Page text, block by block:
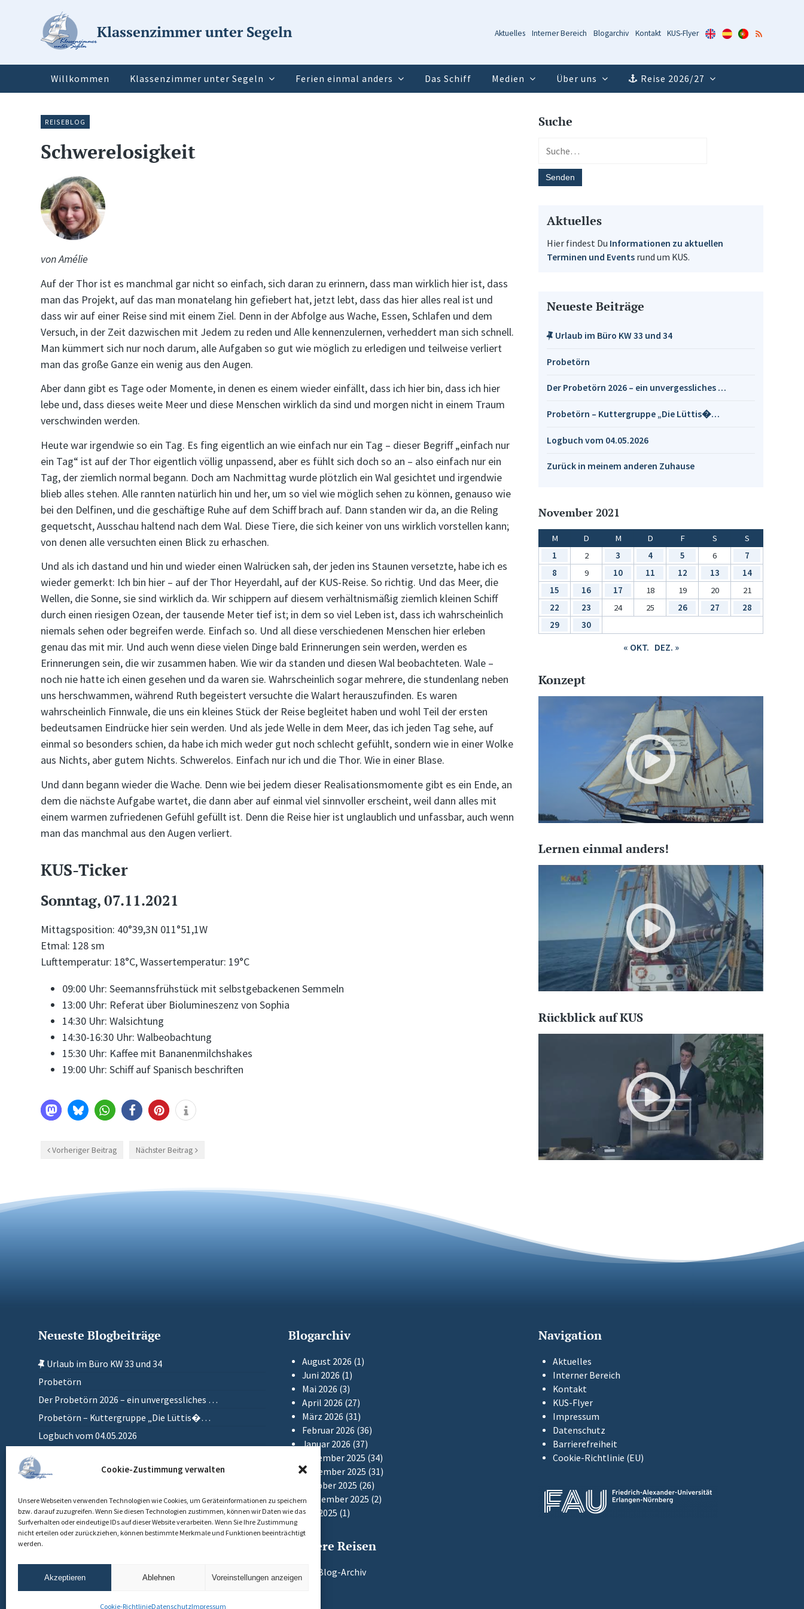
Cookie-Zustimmung verwalten
Unsere Webseiten verwenden Technologien wie Cookies, um Geräteinformationen zu speichern
bzw. darauf zuzugreifen. Wenn Sie diesen Technologien zustimmen, können wir Daten wie das
Surfverhalten oder eindeutige IDs auf dieser Website verarbeiten. Wenn Sie Ihre Zustimmung
nicht erteilen oder zurückziehen, können bestimmte Merkmale und Funktionen beeinträchtigt
werden.
Akzeptieren Ablehnen Voreinstellungen anzeigen
Cookie-RichtlinieDatenschutzImpressum
Klassenzimmer unter Segeln Aktuelles Interner Bereich Blogarchiv Kontakt KUS-Flyer
KUS-
Flyer
KUS-
Flyer
KUS-
Flyer
RSS-
Willkommen Klassenzimmer unter Segeln Ferien einmal anders Das Schiff Medien Über uns Reise 2026/27
REISEBLOG
Schwerelosigkeit
von Amélie
Auf der Thor ist es manchmal gar nicht so einfach, sich daran zu erinnern, dass man wirklich hier ist, dass
man das Projekt, auf das man monatelang hin gefiebert hat, jetzt lebt, dass das hier alles real ist und
dass wir auf einer Reise sind mit einem Ziel. Denn in der Abfolge aus Wache, Essen, Schlafen und dem
Versuch, in der Zeit dazwischen mit Jedem zu reden und Alle kennenzulernen, verheddert man sich schnell.
Man kümmert sich nur noch darum, alle Aufgaben so gut wie möglich zu erledigen und teilweise verliert
man das große Ganze ein wenig aus den Augen.
Aber dann gibt es Tage oder Momente, in denen es einem wieder einfällt, dass ich hier bin, dass ich hier
lebe und, dass dieses weite Meer und diese Menschen wirklich da sind und morgen nicht in einem Traum
verschwinden werden.
Heute war irgendwie so ein Tag. Es fing eigentlich an wie einfach nur ein Tag – dieser Begriff „einfach nur
ein Tag“ ist auf der Thor eigentlich völlig unpassend, aber es fühlt sich doch so an – also einfach nur ein
Tag, der ziemlich normal begann. Doch am Nachmittag wurde plötzlich ein Wal gesichtet und irgendwie
blieb alles stehen. Alle rannten natürlich hin und her, um so viel wie möglich sehen zu können, genauso wie
bei den Delfinen, und die geschäftige Ruhe auf dem Schiff brach auf. Dann standen wir da, an die Reling
gequetscht, Ausschau haltend nach dem Wal. Diese Tiere, die sich keiner von uns wirklich vorstellen kann;
von denen alle versuchten einen Blick zu erhaschen.
Und als ich dastand und hin und wieder einen Walrücken sah, der jeden ins Staunen versetzte, habe ich es
wieder gemerkt: Ich bin hier – auf der Thor Heyerdahl, auf der KUS-Reise. So richtig. Und das Meer, die
Wellen, die Sonne, sie sind wirklich da. Wir schippern auf diesem verhältnismäßig ziemlich kleinen Schiff
durch einen riesigen Ozean, der tausende Meter tief ist; in dem so viel Leben ist, dass ich wahrscheinlich
niemals sehen oder begreifen werde. Einfach so. Und all diese verschiedenen Menschen hier erleben
genau das mit mir. Und auch wenn diese vielen Dinge bald Erinnerungen sein werden, werden es
Erinnerungen sein, die wir zusammen haben. Wie wir da standen und diesen Wal beobachteten. Wale –
noch nie hatte ich einen gesehen und da waren sie. Wahrscheinlich sogar mehrere, die stundenlang neben
uns herschwammen, während Ruth begeistert versuchte die Walart herauszufinden. Es waren
wahrscheinlich Finnwale, die uns ein kleines Stück der Reise begleitet haben und wohl Teil der ersten
bedeutsamen Eindrücke hier sein werden. Und als jede Welle in dem Meer, das ich jeden Tag sehe, auf
einmal so besonders schien, da habe ich mich weder gut noch schlecht gefühlt, sondern wie in einer Wolke
aus Nichts, aber gutem Nichts. Schwerelos. Einfach nur ich und die Thor. Wie in einer Blase.
Und dann begann wieder die Wache. Denn wie bei jedem dieser Realisationsmomente gibt es ein Ende, an
dem die nächste Aufgabe wartet, die dann aber auf einmal viel sinnvoller erscheint, weil dann alles mit
einem warmen zufriedenen Gefühl gefüllt ist. Denn die Reise hier ist unglaublich und unfassbar, auch wenn
man das manchmal aus den Augen verliert.
KUS-Ticker
Sonntag, 07.11.2021
Mittagsposition: 40°39,3N 011°51,1W
Etmal: 128 sm
Lufttemperatur: 18°C, Wassertemperatur: 19°C
09:00 Uhr: Seemannsfrühstück mit selbstgebackenen Semmeln
13:00 Uhr: Referat über Biolumineszenz von Sophia
14:30 Uhr: Walsichtung
14:30-16:30 Uhr: Walbeobachtung
15:30 Uhr: Kaffee mit Bananenmilchshakes
19:00 Uhr: Schiff auf Spanisch beschriften
Vorheriger Beitrag Nächster Beitrag
Suche
Aktuelles
Hier findest Du Informationen zu aktuellen
Terminen und Eventsrund um KUS.
Neueste Beiträge
Urlaub im Büro KW 33 und 34
Probetörn
Der Probetörn 2026 – ein unvergessliches …
Probetörn – Kuttergruppe „Die Lüttis�…
Logbuch vom 04.05.2026
Zurück in meinem anderen Zuhause
November 2021
M D M D F S
S
1
2 3 4 5 6
7
8
9 10 11 12 13
14
15
16 17 18 19 20
21
22
23 24 25 26 27
28
29
30
« OKT. DEZ. »
Konzept
Lernen einmal anders!
Rückblick auf KUS
Neueste Blogbeiträge
Urlaub im Büro KW 33 und 34
Probetörn
Der Probetörn 2026 – ein unvergessliches …
Probetörn – Kuttergruppe „Die Lüttis�…
Logbuch vom 04.05.2026
Einlaufen
Blogarchiv
August 2026 (1)
Juni 2026 (1)
Mai 2026 (3)
April 2026 (27)
März 2026 (31)
Februar 2026 (36)
Januar 2026 (37)
Dezember 2025 (34)
November 2025 (31)
Oktober 2025 (26)
September 2025 (2)
Mai 2025 (1)
Frühere Reisen
Zum Blog-Archiv
Navigation
Aktuelles
Interner Bereich
Kontakt
KUS-Flyer
Impressum
Datenschutz
Barrierefreiheit
Cookie-Richtlinie (EU)